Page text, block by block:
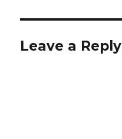
Leave a Reply